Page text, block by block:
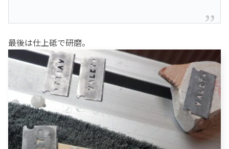
最後は仕上砥で研磨。